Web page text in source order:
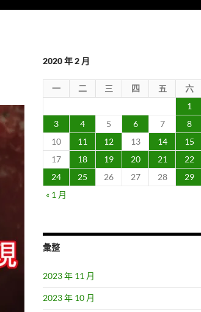
2020 年 2 月
一 二 三 四 五 六
1
3
4 5 6 7 8
10
11 12 13 14 15
17
18 19 20 21 22
24
25 26 27 28
29
« 1 月
彙整
2023 年 11 月
2023 年 10 月